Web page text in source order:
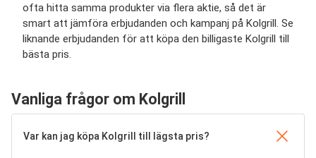
ofta hitta samma produkter via flera aktie, så det är
smart att jämföra erbjudanden och kampanj på Kolgrill. Se
liknande erbjudanden för att köpa den billigaste Kolgrill till
bästa pris.
Vanliga frågor om Kolgrill
Var kan jag köpa Kolgrill till lägsta pris?